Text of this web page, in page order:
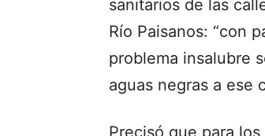
sanitarios de las
Río Paisanos: “con
problema insalubre
aguas negras a ese
Precisó que para